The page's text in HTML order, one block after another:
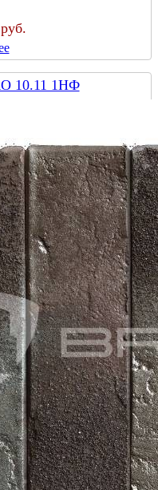
10.11 1НФ